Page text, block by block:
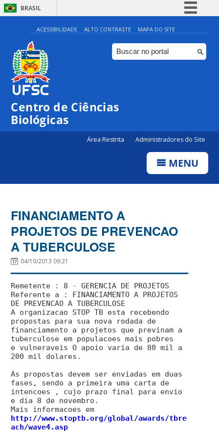
BRASIL
Simplifique!
Comunica BR
Participe
ACESSIBILIDADE ALTO CONTRASTE MAPA DO SITE
Centro de Ciências
Biológicas
Área Restrita Administradores do Site
MENU
FINANCIAMENTO A
PROJETOS DE PREVENCAO
A TUBERCULOSE
04/10/2013 09:21
Remetente : 8 - GERENCIA DE PROJETOS
Referente a : FINANCIAMENTO A PROJETOS
DE PREVENCAO A TUBERCULOSE
A organizacao STOP TB esta recebendo
propostas para sua nova rodada de
financiamento a projetos que previnam a
tuberculose em populacoes mais pobres
e vulneraveis O apoio varia de 80 mil a
200 mil dolares.
As propostas devem ser enviadas em duas
fases, sendo a primeira uma carta de
intencoes , cujo prazo final para envio
e dia 8 de novembro.
Mais informacoes em
http://www.stoptb.org/global/awards/tbre
ach/wave4.asp